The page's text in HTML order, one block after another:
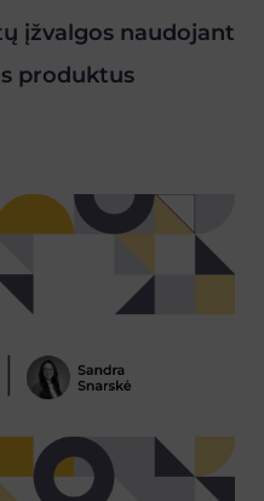
įžvalgos naudojant
produktus